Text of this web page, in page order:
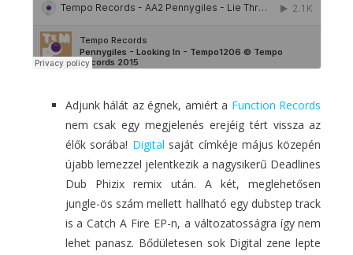
Adjunk hálát az égnek, amiért a Function Records
nem csak egy megjelenés erejéig tért vissza az
élők sorába! Digital saját címkéje május közepén
újabb lemezzel jelentkezik a nagysikerű Deadlines
Dub Phizix remix után. A két, meglehetősen
jungle-ös szám mellett hallható egy dubstep track
is a Catch A Fire EP-n, a változatosságra így nem
lehet panasz. Bődületesen sok Digital zene lepte